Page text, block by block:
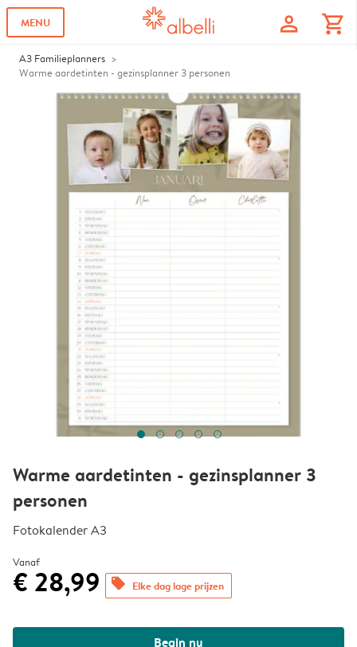
MENU profile shopping_cart
A3 Familieplanners
Warme aardetinten - gezinsplanner 3 personen
Warme aardetinten - gezinsplanner 3
personen
Fotokalender A3
Vanaf
€ 28,99 offers Elke dag lage prijzen
Begin nu